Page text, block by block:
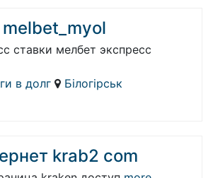
melbet_myol
ставки мелбет экспресс
в долг
Білогірськ
krab2 com